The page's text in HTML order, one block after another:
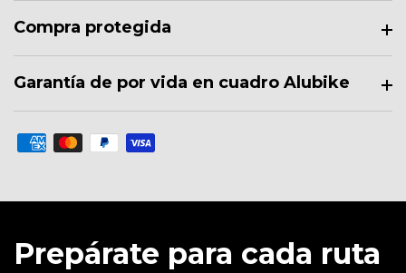
Compra protegida
Garantía de por vida en cuadro Alubike
Prepárate para cada ruta